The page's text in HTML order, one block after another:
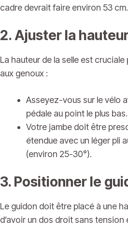
cadre devrait faire environ 53 cm.
2. Ajuster la
La hauteur de la selle est
aux genoux :
Asseyez-vous sur le vélo
pédale au point le plus bas.
Votre jambe doit être
étendue avec un léger pli
(environ 25-30°).
3. Positionner le
Le guidon doit être placé à une
d’avoir un dos droit sans tension